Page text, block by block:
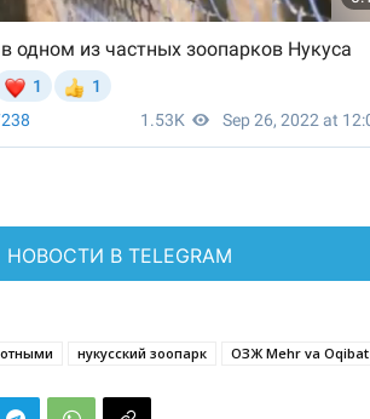
НОВОСТИ В TELEGRAM
нукусский зоопарк ОЗЖ Mehr va Oqibat